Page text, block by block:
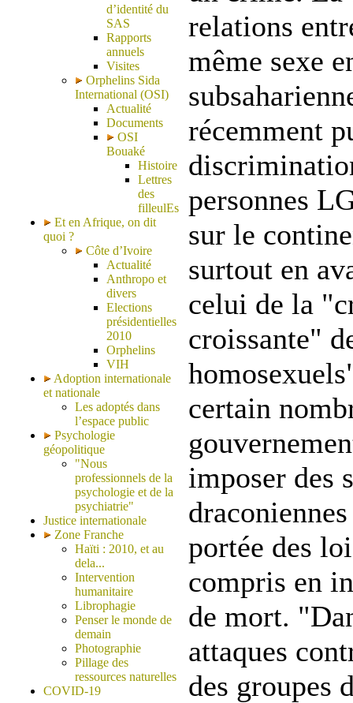
d’identité du
SAS
Rapports
annuels
Visites
Orphelins Sida
International (OSI)
Actualité
Documents
OSI
Bouaké
Histoire
Lettres
des
filleulEs
Et en Afrique, on dit
quoi ?
Côte d’Ivoire
Actualité
Anthropo et
divers
Elections
présidentielles
2010
Orphelins
VIH
Adoption internationale
et nationale
Les adoptés dans
l’espace public
Psychologie
géopolitique
"Nous
professionnels de la
psychologie et de la
psychiatrie"
Justice internationale
Zone Franche
Haïti : 2010, et au
dela...
Intervention
humanitaire
Librophagie
Penser le monde de
demain
Photographie
Pillage des
ressources naturelles
COVID-19
relations
même sexe
récemment
personnes
sur le
surtout en
celui de la
croissante"
certain
imposer des
portée des
compris en
de mort.
attaques
des groupes